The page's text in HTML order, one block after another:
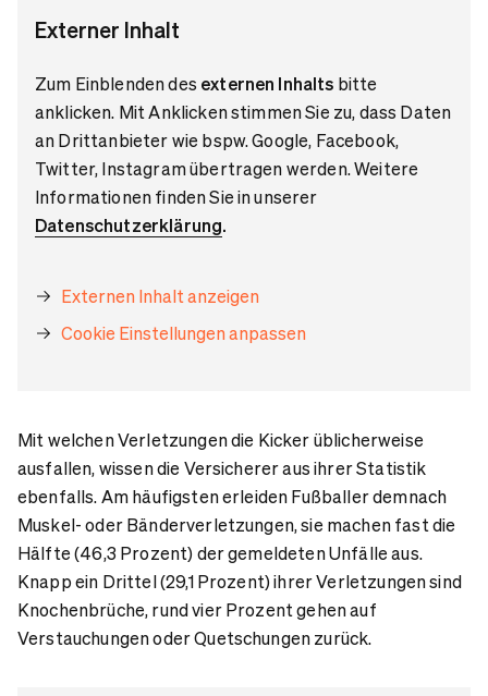
Externer Inhalt
Zum Einblenden des externen Inhalts bitte
anklicken. Mit Anklicken stimmen Sie zu, dass Daten
an Drittanbieter wie bspw. Google, Facebook,
Twitter, Instagram übertragen werden. Weitere
Informationen finden Sie in unserer
Datenschutzerklärung.
Externen Inhalt anzeigen
Cookie Einstellungen anpassen
Mit welchen Verletzungen die Kicker üblicherweise
ausfallen, wissen die Versicherer aus ihrer Statistik
ebenfalls. Am häufigsten erleiden Fußballer demnach
Muskel- oder Bänderverletzungen, sie machen fast die
Hälfte (46,3 Prozent) der gemeldeten Unfälle aus.
Knapp ein Drittel (29,1 Prozent) ihrer Verletzungen sind
Knochenbrüche, rund vier Prozent gehen auf
Verstauchungen oder Quetschungen zurück.